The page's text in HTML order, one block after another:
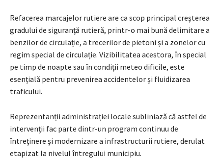
Refacerea marcajelor rutiere are ca scop principal creșterea
gradului de siguranță rutieră, printr-o mai bună delimitare a
benzilor de circulație, a trecerilor de pietoni și a zonelor cu
regim special de circulație. Vizibilitatea acestora, în special
pe timp de noapte sau în condiții meteo dificile, este
esențială pentru prevenirea accidentelor și fluidizarea
traficului.
Reprezentanții administrației locale subliniază că astfel de
intervenții fac parte dintr-un program continuu de
întreținere și modernizare a infrastructurii rutiere, derulat
etapizat la nivelul întregului municipiu.